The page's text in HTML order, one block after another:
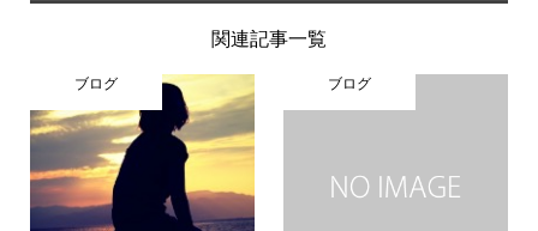
関連記事一覧
ブログ ブログ